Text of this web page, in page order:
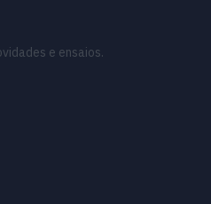
e ensaios.